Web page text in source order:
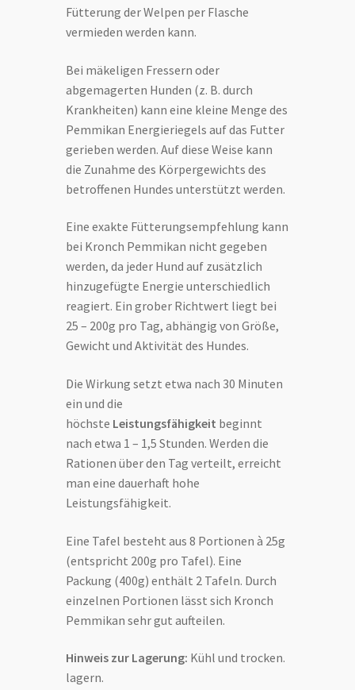
Fütterung der Welpen per Flasche
vermieden werden kann.
Bei mäkeligen Fressern oder
abgemagerten Hunden (z. B. durch
Krankheiten) kann eine kleine Menge des
Pemmikan Energieriegels auf das Futter
gerieben werden. Auf diese Weise kann
die Zunahme des Körpergewichts des
betroffenen Hundes unterstützt werden.
Eine exakte Fütterungsempfehlung kann
bei Kronch Pemmikan nicht gegeben
werden, da jeder Hund auf zusätzlich
hinzugefügte Energie unterschiedlich
reagiert. Ein grober Richtwert liegt bei
25 – 200g pro Tag, abhängig von Größe,
Gewicht und Aktivität des Hundes.
Die Wirkung setzt etwa nach 30 Minuten
ein und die
höchste Leistungsfähigkeit beginnt
nach etwa 1 – 1,5 Stunden. Werden die
Rationen über den Tag verteilt, erreicht
man eine dauerhaft hohe
Leistungsfähigkeit.
Eine Tafel besteht aus 8 Portionen à 25g
(entspricht 200g pro Tafel). Eine
Packung (400g) enthält 2 Tafeln. Durch
einzelnen Portionen lässt sich Kronch
Pemmikan sehr gut aufteilen.
Hinweis zur Lagerung: Kühl und trocken.
lagern.